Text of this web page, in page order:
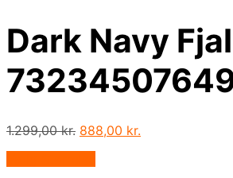
Dark Navy
1.299,00kr. Den
888,00 kr.